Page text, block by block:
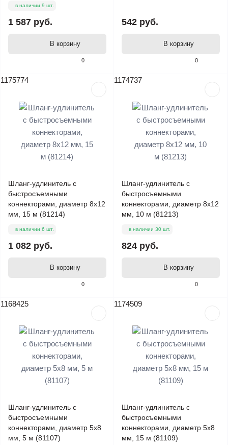
0
в наличии 9 шт.
1 587 руб.
В корзину
0
542 руб.
В корзину
1175774
0
Шланг-удлинитель с
быстросъемными
коннекторами, диаметр 8х12
мм, 15 м (81214)
в наличии 6 шт.
1 082 руб.
В корзину
1174737
0
Шланг-удлинитель с
быстросъемными
коннекторами, диаметр 8х12
мм, 10 м (81213)
в наличии 30 шт.
824 руб.
В корзину
1168425
Шланг-удлинитель с
быстросъемными
коннекторами, диаметр 5х8
мм, 5 м (81107)
1174509
Шланг-удлинитель с
быстросъемными
коннекторами, диаметр 5х8
мм, 15 м (81109)